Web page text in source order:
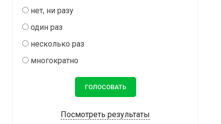
нет, ни разу
один раз
несколько раз
многократно
Посмотреть результаты